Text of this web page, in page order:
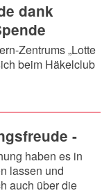
dank
Zentrums „Lotte
beim Häkelclub
-
haben es in
lassen und
auch über die